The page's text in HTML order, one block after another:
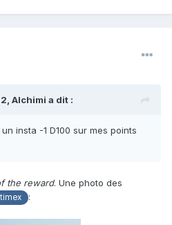
Alchimi a dit :
insta -1 D100 sur mes points
the reward. Une photo des
: